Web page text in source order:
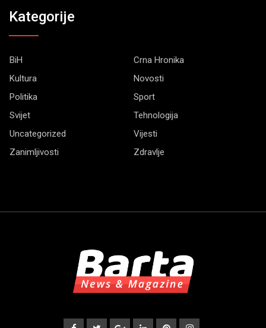
Kategorije
BiH
Crna Hronika
Kultura
Novosti
Politika
Sport
Svijet
Tehnologija
Uncategorized
Vijesti
Zanimljivosti
Zdravlje